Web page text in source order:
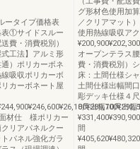
ータイプ価格表
表①サイドスルー
費・消費税別）
工法】アルミ形
）ポリカーボネ
吸収ポリカーボ
カーボネート屋
材仕 様ポリカー
リアパネルクー
パネル強化ガラ
グ形材色使用加
／クリアマット
使用熱線吸収ア
オープンテラス
費・消費税別）
床：土間仕様シ
土間仕様出幅間
彫デッキ仕様４
8尺出幅10尺出幅
間